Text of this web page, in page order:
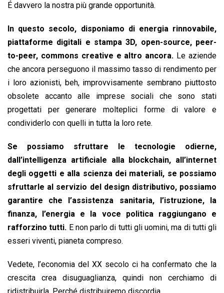
É davvero la nostra più grande opportunità.
In questo secolo, disponiamo di energia rinnovabile,
piattaforme digitali e stampa 3D, open-source, peer-
to-peer, commons creative e altro ancora. Le aziende
che ancora perseguono il massimo tasso di rendimento per
i loro azionisti, beh, improvvisamente sembrano piuttosto
obsolete accanto alle imprese sociali che sono stati
progettati per generare molteplici forme di valore e
condividerlo con quelli in tutta la loro rete.
Se possiamo sfruttare le tecnologie odierne,
dall’intelligenza artificiale alla blockchain, all’internet
degli oggetti e alla scienza dei materiali, se possiamo
sfruttarle al servizio del design distributivo, possiamo
garantire che l’assistenza sanitaria, l’istruzione, la
finanza, l’energia e la voce politica raggiungano e
rafforzino tutti. E non parlo di tutti gli uomini, ma di tutti gli
esseri viventi, pianeta compreso.
Vedete, l’economia del XX secolo ci ha confermato che la
crescita crea disuguaglianza, quindi non cerchiamo di